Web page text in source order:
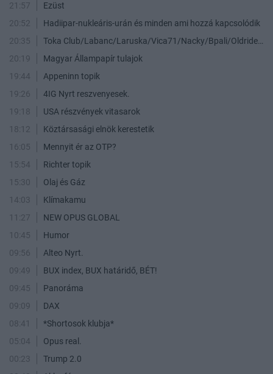
21:57
Ezüst
20:52
Hadiipar-nukleáris-urán és minden ami hozzá kapcsolódik
20:35
20:19
Magyar Állampapír tulajok
19:44
Appeninn topik
19:26
4IG Nyrt reszvenyesek.
19:18
USA részvények vitasarok
18:12
Köztársasági elnök kerestetik
16:05
Mennyit ér az OTP?
15:54
Richter topik
15:30
Olaj és Gáz
14:03
Klímakamu
11:27
NEW OPUS GLOBAL
10:45
Humor
09:56
Alteo Nyrt.
09:49
BUX index, BUX határidő, BÉT!
09:45
Panoráma
09:09
DAX
08:41
*Shortosok klubja*
05:04
Opus real.
00:23
Trump 2.0